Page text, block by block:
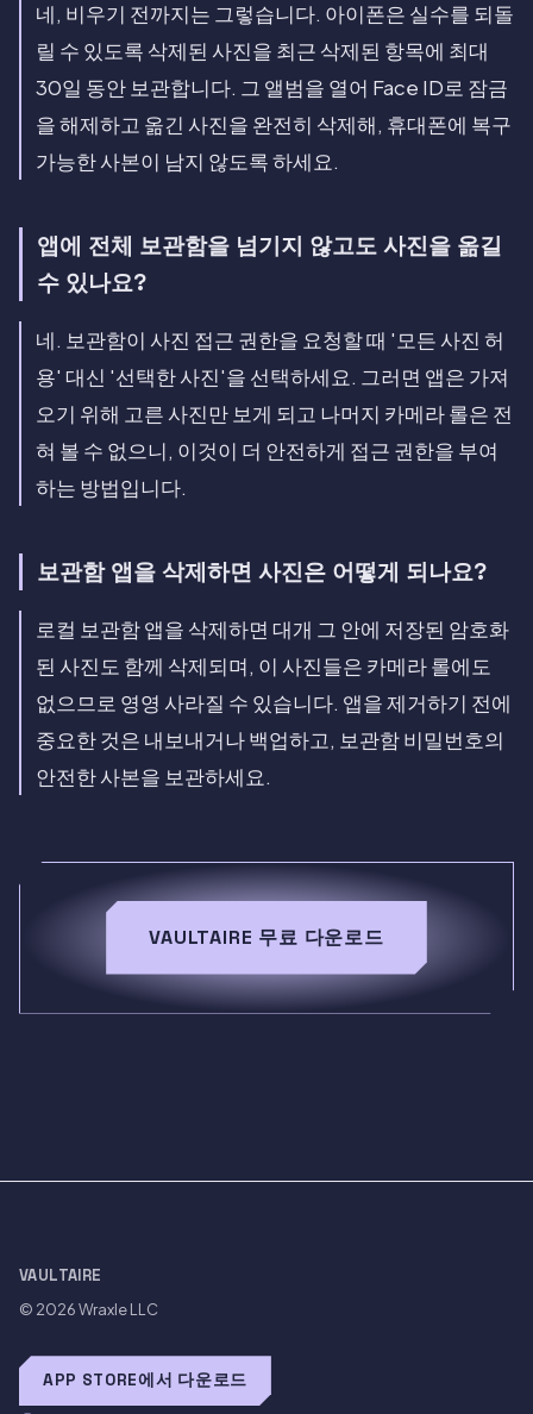
네, 비우기 전까지는 그렇습니다. 아이폰은 실수를 되돌
릴 수 있도록 삭제된 사진을 최근 삭제된 항목에 최대
30일 동안 보관합니다. 그 앨범을 열어 Face ID로 잠금
을 해제하고 옮긴 사진을 완전히 삭제해, 휴대폰에 복구
가능한 사본이 남지 않도록 하세요.
앱에 전체 보관함을 넘기지 않고도 사진을 옮길
수 있나요?
네. 보관함이 사진 접근 권한을 요청할 때 '모든 사진 허
용' 대신 '선택한 사진'을 선택하세요. 그러면 앱은 가져
오기 위해 고른 사진만 보게 되고 나머지 카메라 롤은 전
혀 볼 수 없으니, 이것이 더 안전하게 접근 권한을 부여
하는 방법입니다.
보관함 앱을 삭제하면 사진은 어떻게 되나요?
로컬 보관함 앱을 삭제하면 대개 그 안에 저장된 암호화
된 사진도 함께 삭제되며, 이 사진들은 카메라 롤에도
없으므로 영영 사라질 수 있습니다. 앱을 제거하기 전에
중요한 것은 내보내거나 백업하고, 보관함 비밀번호의
안전한 사본을 보관하세요.
VAULTAIRE 무료 다운로드
VAULTAIRE
© 2026Wraxle LLC
APP STORE에서 다운로드